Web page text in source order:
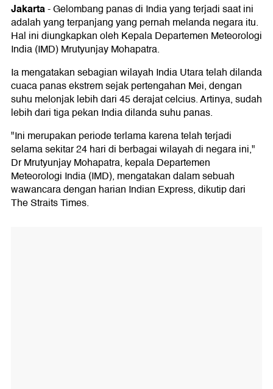
Jakarta-Gelombang panas di India yang terjadi saat ini
adalah yang terpanjang yang pernah melanda negara itu.
Hal ini diungkapkan oleh Kepala Departemen Meteorologi
India (IMD) Mrutyunjay Mohapatra.
Ia mengatakan sebagian wilayah India Utara telah dilanda
cuaca panas ekstrem sejak pertengahan Mei, dengan
suhu melonjak lebih dari 45 derajat celcius. Artinya, sudah
lebih dari tiga pekan India dilanda suhu panas.
"Ini merupakan periode terlama karena telah terjadi
selama sekitar 24 hari di berbagai wilayah di negara ini,"
Dr Mrutyunjay Mohapatra, kepala Departemen
Meteorologi India (IMD), mengatakan dalam sebuah
wawancara dengan harian Indian Express, dikutip dari
The Straits Times.